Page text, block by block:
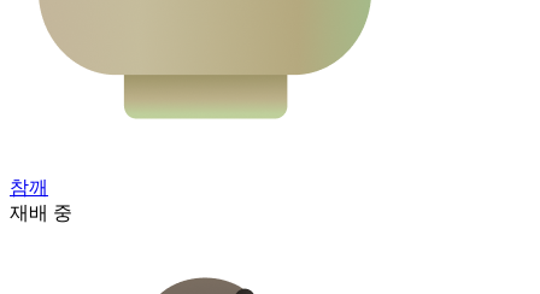
참깨
재배 중